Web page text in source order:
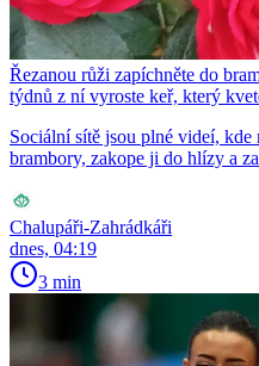
Řezanou růži zapíchněte do
týdnů z ní vyroste keř, který
Sociální sítě jsou plné videí, kde
brambory, zakope ji do hlízy a
Chalupáři-Zahrádkáři
dnes, 04:19
3 min